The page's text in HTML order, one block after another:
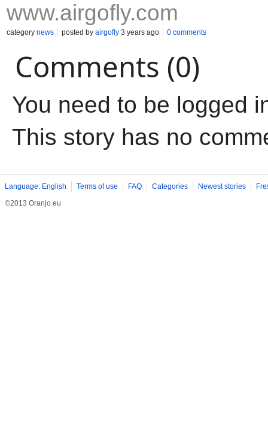
www.airgofly.com
category news posted by airgofly 3 years ago 0 comments
Comments (0)
You need to be logged
This story has no
Language: English Terms of use FAQ Categories Newest stories
©2013 Oranjo.eu